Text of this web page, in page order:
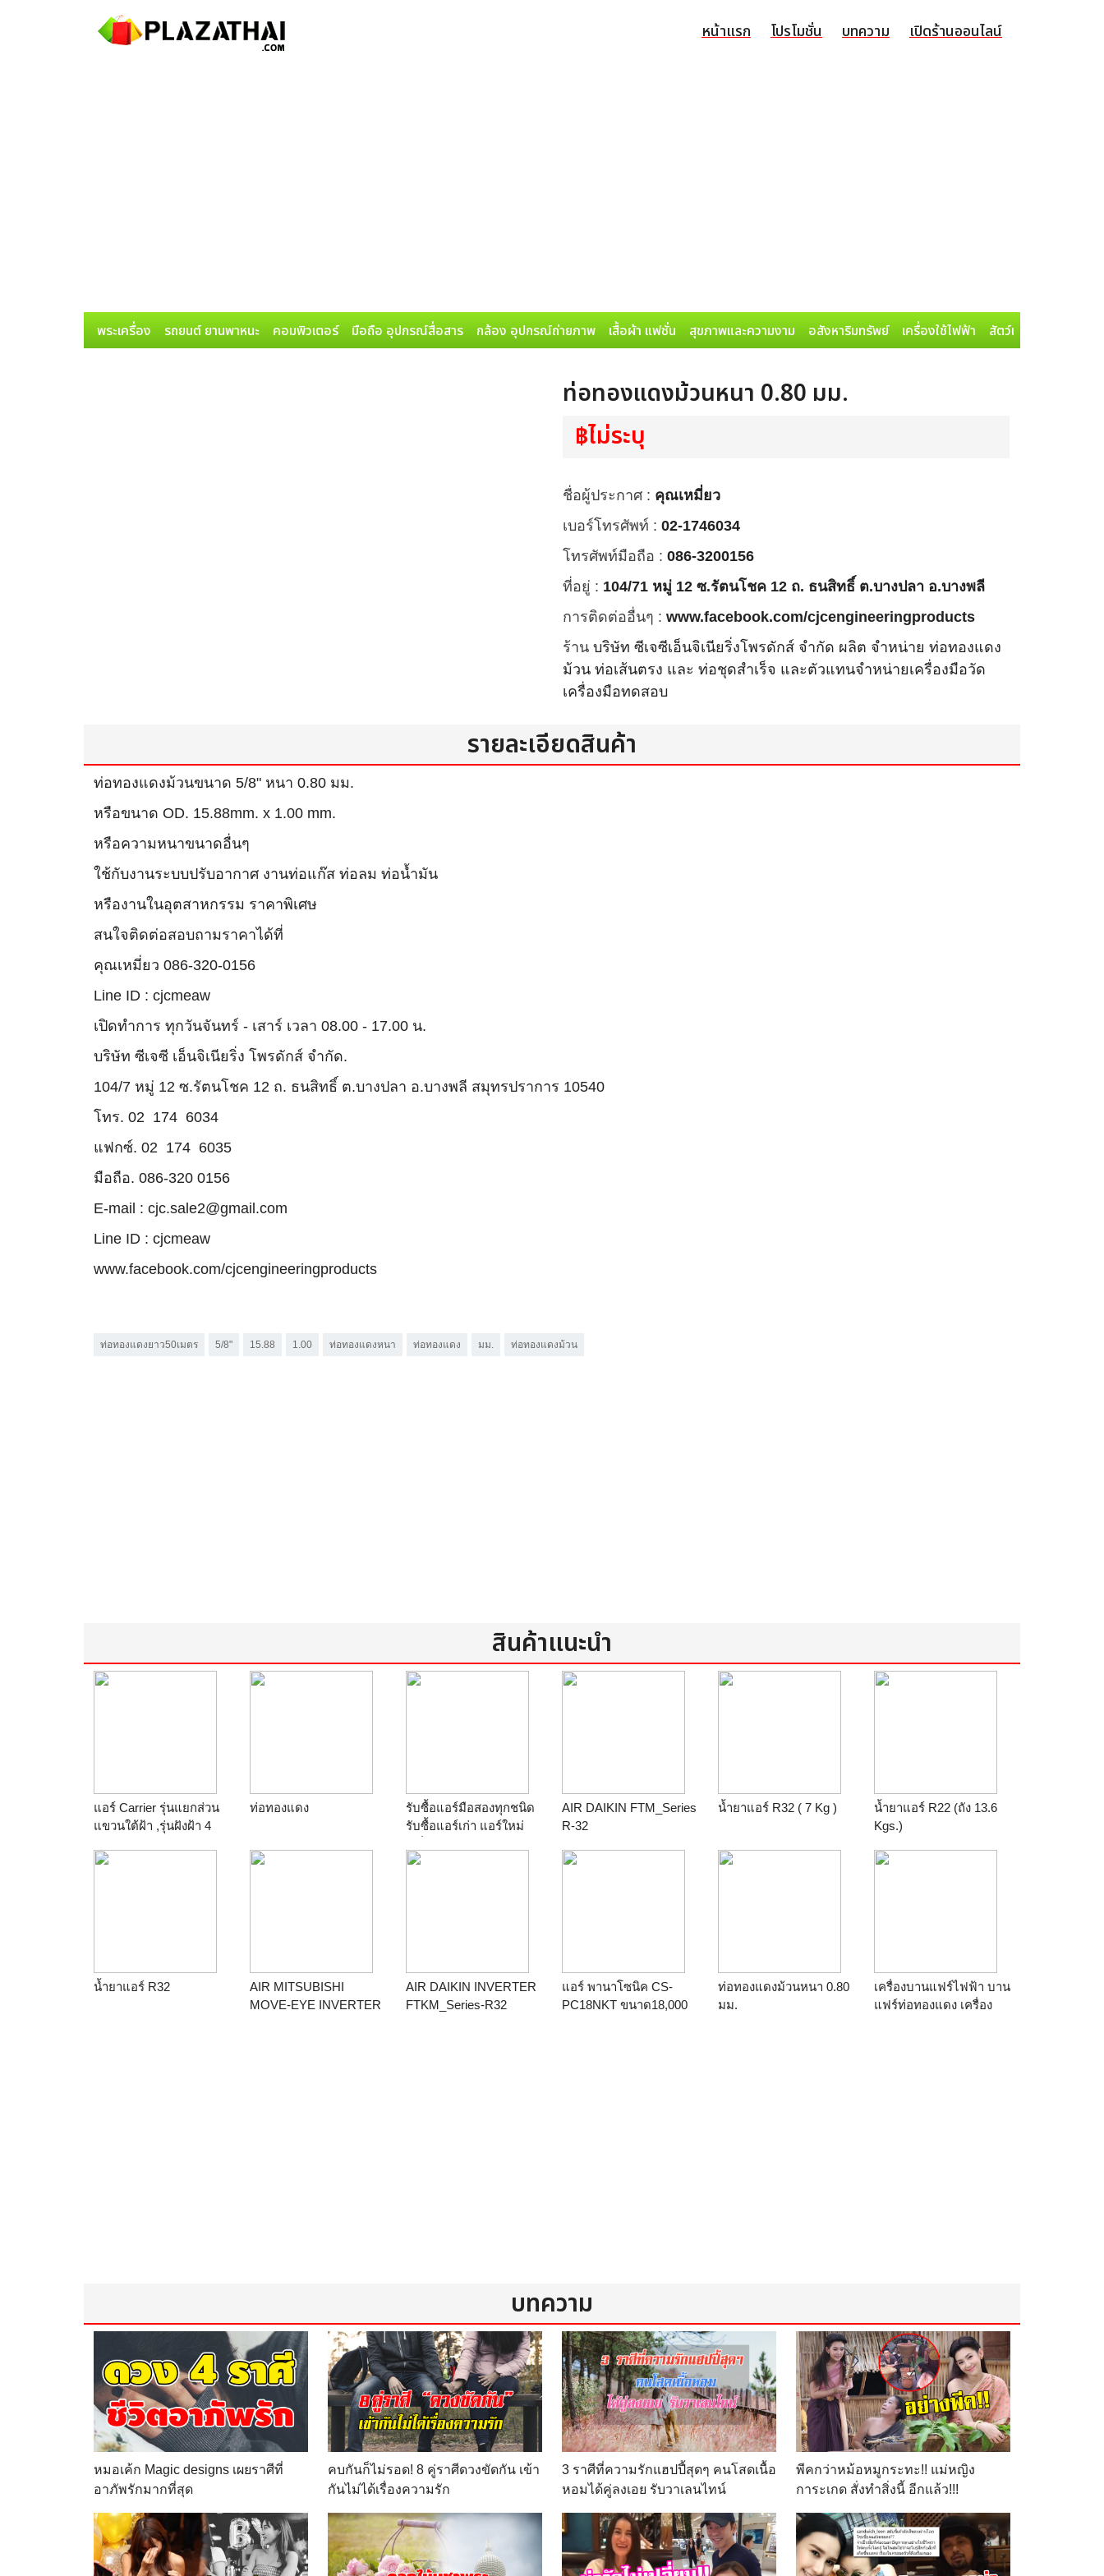
หน้าแรก โปรโมชั่น บทความ เปิดร้านออนไลน์
พระเครื่อง รถยนต์ ยานพาหนะ คอมพิวเตอร์ มือถือ อุปกรณ์สื่อสาร กล้อง อุปกรณ์ถ่ายภาพ เสื้อผ้า แฟชั่น สุขภาพและความงาม อสังหาริมทรัพย์ เครื่องใช้ไฟฟ้า สัตว์เลี้ยง
ท่อทองแดงม้วนหนา 0.80 มม.
฿ไม่ระบุ
ชื่อผู้ประกาศ : คุณเหมี่ยว
เบอร์โทรศัพท์ : 02-1746034
โทรศัพท์มือถือ : 086-3200156
ที่อยู่ : 104/71 หมู่ 12 ซ.รัตนโชค 12 ถ. ธนสิทธิ์ ต.บางปลา อ.บางพลี
การติดต่ออื่นๆ : www.facebook.com/cjcengineeringproducts
ร้าน บริษัท ซีเจซีเอ็นจิเนียริ่งโพรดักส์ จำกัด ผลิต จำหน่าย ท่อทองแดง
ม้วน ท่อเส้นตรง และ ท่อชุดสำเร็จ และตัวแทนจำหน่ายเครื่องมือวัด
เครื่องมือทดสอบ
รายละเอียดสินค้า
ท่อทองแดงม้วนขนาด 5/8" หนา 0.80 มม.
หรือขนาด OD. 15.88mm. x 1.00 mm.
หรือความหนาขนาดอื่นๆ
ใช้กับงานระบบปรับอากาศ งานท่อแก๊ส ท่อลม ท่อน้ำมัน
หรืองานในอุตสาหกรรม ราคาพิเศษ
สนใจติดต่อสอบถามราคาได้ที่
คุณเหมี่ยว 086-320-0156
Line ID : cjcmeaw
เปิดทำการ ทุกวันจันทร์ - เสาร์ เวลา 08.00 - 17.00 น.
บริษัท ซีเจซี เอ็นจิเนียริ่ง โพรดักส์ จำกัด.
104/7 หมู่ 12 ซ.รัตนโชค 12 ถ. ธนสิทธิ์ ต.บางปลา อ.บางพลี สมุทรปราการ 10540
โทร. 02  174  6034
แฟกซ์. 02  174  6035
มือถือ. 086-320 0156
E-mail : cjc.sale2@gmail.com
Line ID : cjcmeaw
www.facebook.com/cjcengineeringproducts
ท่อทองแดงยาว50เมตร 5/8" 15.88 1.00 ท่อทองแดงหนา ท่อทองแดง มม. ท่อทองแดงม้วน
สินค้าแนะนำ
แอร์ Carrier รุ่นแยกส่วน
แขวนใต้ฝ้า ,รุ่นฝังฝ้า 4
ต่อท่อลม น้ำยา R410A
ท่อทองแดง
รับซื้อแอร์มือสองทุกชนิด
รับซื้อแอร์เก่า แอร์ใหม่
ทุกยี่ห้อ เครื่องใช้ไฟฟ้ามือ
AIR DAIKIN FTM_Series
R-32
น้ำยาแอร์ R32 ( 7 Kg )
น้ำยาแอร์ R22 (ถัง 13.6
Kgs.)
น้ำยาแอร์ R32
AIR MITSUBISHI
MOVE-EYE INVERTER
AIR DAIKIN INVERTER
FTKM_Series-R32
แอร์ พานาโซนิค CS-
PC18NKT ขนาด18,000
ท่อทองแดงม้วนหนา 0.80
มม.
เครื่องบานแฟร์ไฟฟ้า บาน
แฟร์ท่อทองแดง เครื่อง
บทความ
หมอเค้ก Magic designs เผยราศีที่
อาภัพรักมากที่สุด
คบกันก็ไม่รอด! 8 คู่ราศีดวงขัดกัน เข้า
กันไม่ได้เรื่องความรัก
3 ราศีที่ความรักแฮปปี้สุดๆ คนโสดเนื้อ
หอมได้คู่ลงเอย รับวาเลนไทน์
พีคกว่าหม้อหมูกระทะ!! แม่หญิง
การะเกด สั่งทำสิ่งนี้ อีกแล้ว!!!